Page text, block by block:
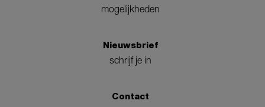
mogelijkheden
Nieuwsbrief
schrijf je in
Contact